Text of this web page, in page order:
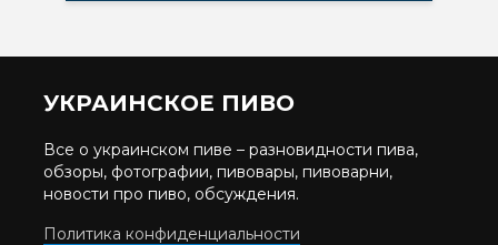
УКРАИНСКОЕ ПИВО
Все о украинском пиве – разновидности пива,
обзоры, фотографии, пивовары, пивоварни,
новости про пиво, обсуждения.
Политика конфиденциальности